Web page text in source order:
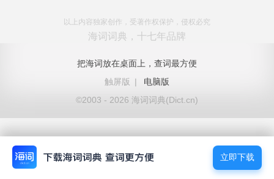
以上内容独家创作，受著作权保护，侵权必究
海词词典，十七年品牌
把海词放在桌面上，查词最方便
触屏版
|
电脑版
©2003 - 2026 海词词典(Dict.cn)
立即下载
立即下载